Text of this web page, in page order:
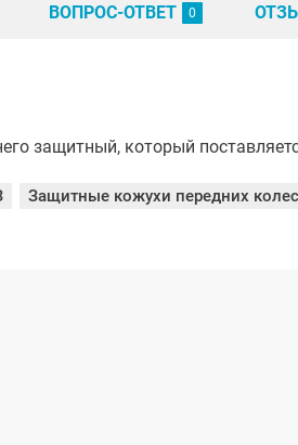
ВОПРОС-ОТВЕТ
защитный, который
Защитные кожухи передних колес